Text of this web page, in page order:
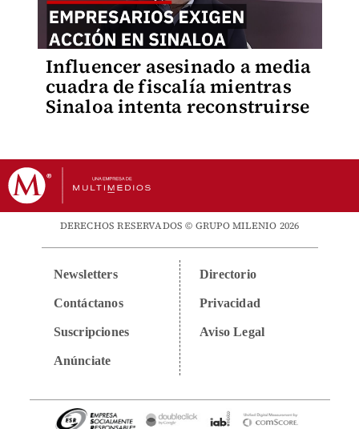
Influencer asesinado a media
cuadra de fiscalía mientras
Sinaloa intenta reconstruirse
DERECHOS RESERVADOS © GRUPO MILENIO 2026
Newsletters
Contáctanos
Suscripciones
Anúnciate
Directorio
Privacidad
Aviso Legal